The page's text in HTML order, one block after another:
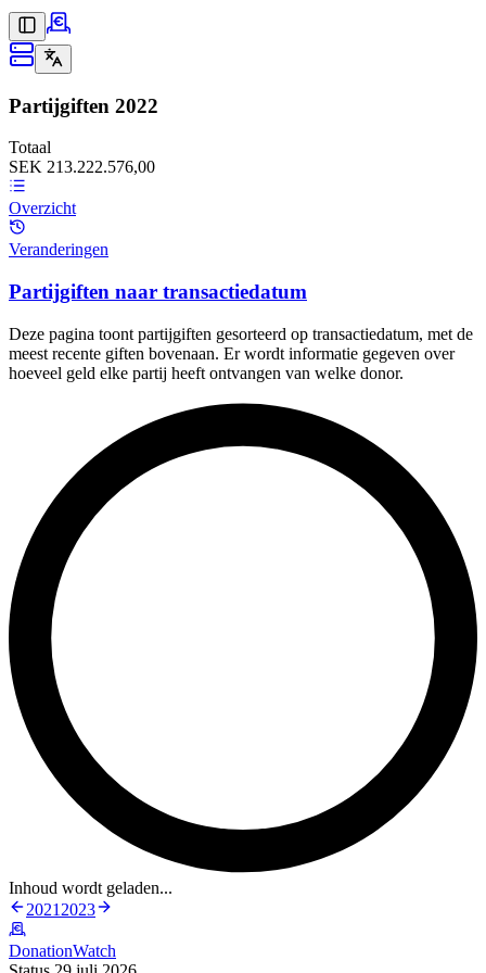
Partijgiften 2022
Totaal
SEK 213.222.576,00
Overzicht
Veranderingen
Partijgiften naar transactiedatum
Deze pagina toont partijgiften gesorteerd op transactiedatum, met de
meest recente giften bovenaan. Er wordt informatie gegeven over
hoeveel geld elke partij heeft ontvangen van welke donor.
Inhoud wordt geladen...
2021 2023
DonationWatch